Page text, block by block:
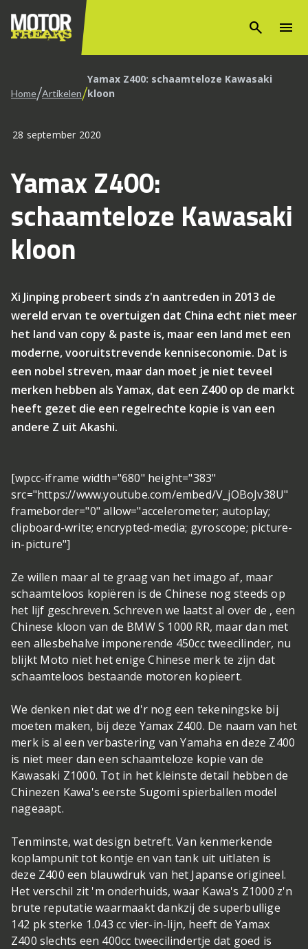
search menu
Home/Artikelen/Yamax Z400: schaamteloze Kawasaki
kloon
28 september 2020
Yamax Z400:
schaamteloze Kawasaki
kloon
Xi Jinping probeert sinds z'n aantreden in 2013 de
wereld ervan te overtuigen dat China echt niet meer
het land van copy & paste is, maar een land met een
moderne, vooruitstrevende kenniseconomie. Dat is
een nobel streven, maar dan moet je niet teveel
merken hebben als Yamax, dat een Z400 op de markt
heeft gezet die een regelrechte kopie is van een
andere Z uit Akashi.
[wpcc-iframe width="680" height="383"
src="https://www.youtube.com/embed/V_jOBoJv38U"
frameborder="0" allow="accelerometer; autoplay;
clipboard-write; encrypted-media; gyroscope; picture-
in-picture"]
Ze willen maar al te graag van het imago af, maar
schaamteloos kopiëren is de Chinese nog steeds op
het lijf geschreven. Schreven we laatst al over de , een
Chinese kloon van de BMW S 1000 RR, maar dan met
een allesbehalve imponerende 450cc tweecilinder, nu
blijkt Moto niet het enige Chinese merk te zijn dat
schaamteloos bestaande motoren kopieert.
We denken niet dat we d'r nog een tekeningske bij
moeten maken, bij deze Yamax Z400. De naam van het
merk is al een verbastering van Yamaha en deze Z400
is niet meer dan een schaamteloze kopie van de
Kawasaki Z1000. Tot in het kleinste detail hebben de
Chinezen Kawa's eerste Sugomi spierballen model
nageaapt.
Tenminste, wat design betreft. Van kenmerkende
koplampunit tot kontje en van tank uit uitlaten is
deze Z400 een blauwdruk van het Japanse origineel.
Het verschil zit 'm onderhuids, waar Kawa's Z1000 z'n
brute reputatie waarmaakt dankzij de superbullige
142 pk sterke 1.043 cc vier-in-lijn, heeft de Yamax
Z400 slechts een 400cc tweecilindertje dat goed is